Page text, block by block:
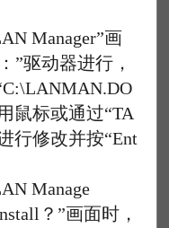
Manager”画
”驱动器进行，
鼠标或通过“TA
行修改并按“Ent
Manage
？”画面时，